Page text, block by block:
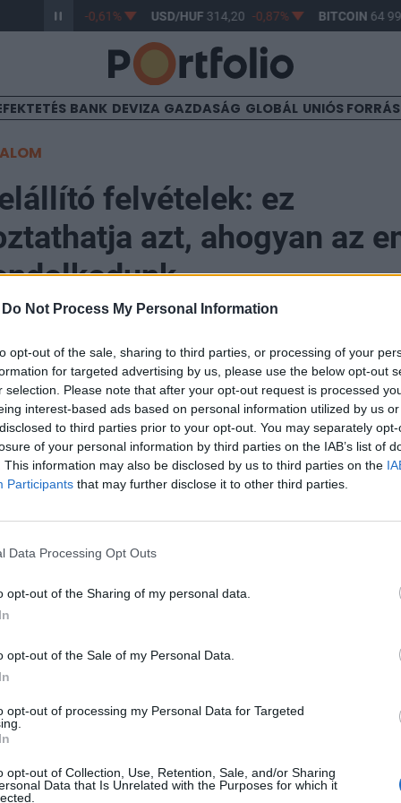
Do Not Process My Personal Information
opt-out of the sale, sharing to third parties, or processing of your
for targeted advertising by us, please use the below opt-out
selection. Please note that after your opt-out request is processed
interest-based ads based on personal information utilized by us
to third parties prior to your opt-out. You may separately
of your personal information by third parties on the IAB’s list of
This information may also be disclosed by us to third parties on the
Participants that may further disclose it to other third parties.
Data Processing Opt Outs
opt-out of the Sharing of my personal data.
opt-out of the Sale of my Personal Data.
opt-out of processing my Personal Data for Targeted
opt-out of Collection, Use, Retention, Sale, and/or Sharing
Data that Is Unrelated with the Purposes for which it
363,17 -0,61% USD/HUF 314,20 -0,87% BITCOIN64
BANK DEVIZA GAZDASÁG GLOBÁL UNIÓS
felvételek: ez
azt, ahogyan az
az első három dimenziós ábrát, amely a
139 ezer neuront és 50 kapcsolódást feltérképező
az idegtudományok területét, és eddig soha nem
hogy az agy hogyan hozza létre a viselkedést -
szerv nagy felbontású modellezésének elkészítéséhez a
több mint 8400 különböző sejttípust osztályoztak, ami az első
of the adult fruit fly brain. The ultimate science...
portfolio.hu hírarchívumához tartozik, melynek olvasása
tartalmazza:
elmúlt 2 év napon belüli